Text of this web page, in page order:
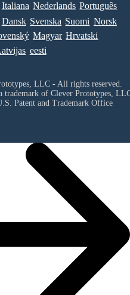
Italiana Nederlands Português
Dansk Svenska Suomi Norsk
Magyar Hrvatski
eesti
LLC - All rights reserved.
trademark of Clever Prototypes,
Patent and Trademark Office